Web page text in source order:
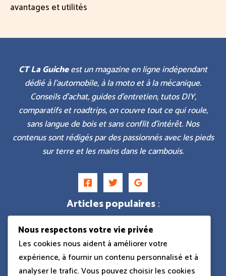
avantages et utilités
CT La Guicheest un magazine en ligne indépendant
dédié à l’automobile, à la moto et à la mécanique.
Conseils d’achat, guides d’entretien, tutos DIY,
comparatifs et roadtrips, on couvre tout ce qui roule,
sans langue de bois et sans conflit d’intérêt. Nos
contenus sont rédigés par des passionnés avec les pieds
sur terre et les mains dans le cambouis.
Articles populaires:
Dacia Sandman camping-car
Nous respectons votre vie privée
Les cookies nous aident à améliorer votre
expérience, à fournir un contenu personnalisé et à
analyser le trafic. Vous pouvez choisir les cookies